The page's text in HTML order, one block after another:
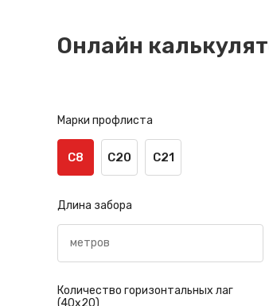
Онлайн
Марки профлиста
С8 С20 С21
Длина забора
Количество горизонтальных лаг
(40х20)